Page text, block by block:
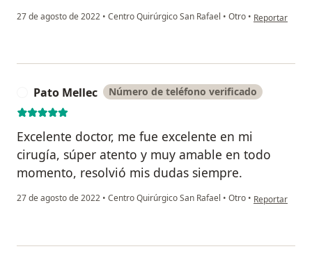
27 de agosto de 2022 • Centro Quirúrgico San Rafael • Otro • en opinión del
Reportar
Pato Mellec Número de teléfono verificado
Excelente doctor, me fue excelente en mi
cirugía, súper atento y muy amable en todo
momento, resolvió mis dudas siempre.
27 de agosto de 2022 • Centro Quirúrgico San Rafael • Otro • en opinión del
Reportar